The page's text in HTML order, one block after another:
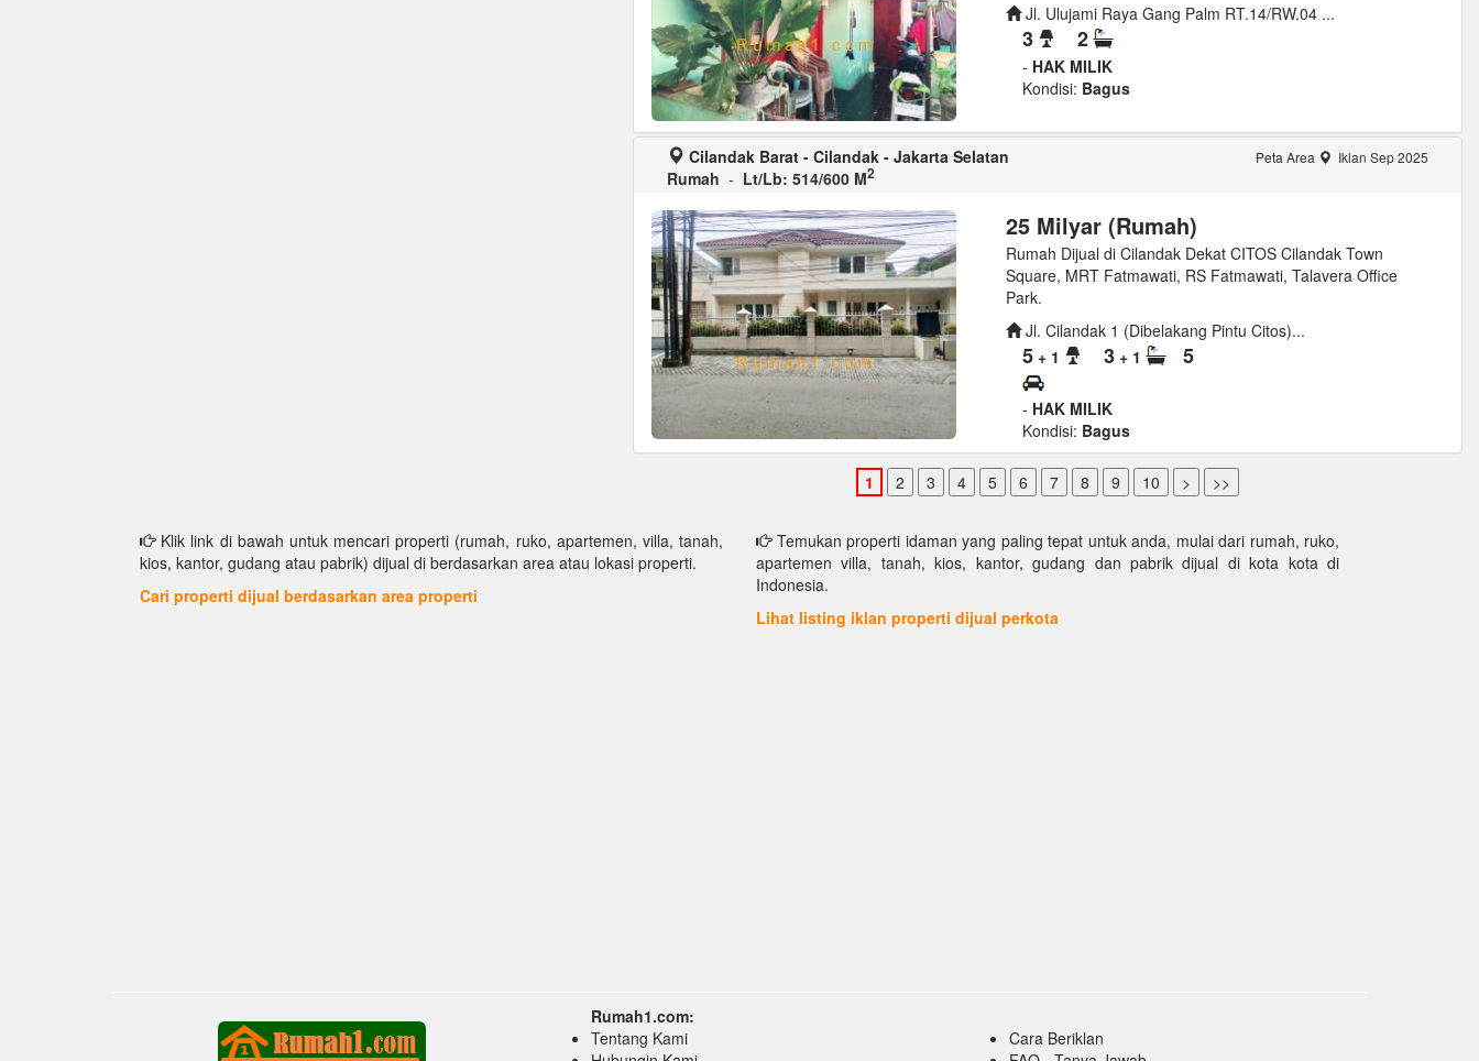
Jl. Ulujami Raya Gang Palm RT.14/RW.04 ...
3 2
- HAK MILIK
Kondisi: Bagus
Cilandak Barat - Cilandak - Jakarta Selatan
Rumah - Lt/Lb: 514/600 M2
Peta Area Iklan Sep 2025
25 Milyar (Rumah)
Rumah Dijual di Cilandak Dekat CITOS Cilandak Town
Square, MRT Fatmawati, RS Fatmawati, Talavera Office
Park.
Jl. Cilandak 1 (Dibelakang Pintu Citos)...
5 + 1 3 + 1 5
- HAK MILIK
Kondisi: Bagus
Klik link di bawah untuk mencari properti (rumah, ruko, apartemen, villa, tanah,
kios, kantor, gudang atau pabrik) dijual di berdasarkan area atau lokasi properti.
Cari properti dijual berdasarkan area properti
Temukan properti idaman yang paling tepat untuk anda, mulai dari rumah, ruko,
apartemen villa, tanah, kios, kantor, gudang dan pabrik dijual di kota kota di
Indonesia.
Lihat listing iklan properti dijual perkota
Rumah1.com:
Tentang Kami
Cara Beriklan